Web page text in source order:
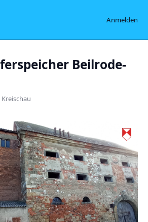
Anmelden
Beilrode-